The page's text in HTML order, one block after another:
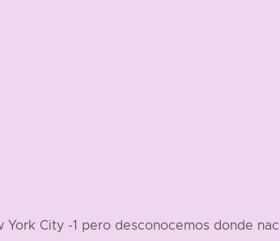
York City -1 pero desconocemos donde